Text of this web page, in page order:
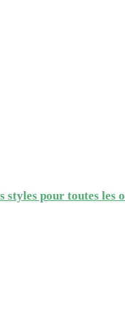
styles pour toutes les